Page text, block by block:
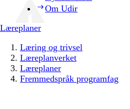
Om Udir
Læreplaner
Læring og trivsel
Læreplanverket
Læreplaner
Fremmedspråk programfag